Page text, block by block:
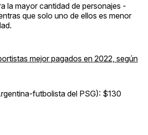
la mayor cantidad de personajes -
que solo uno de ellos es menor
mejor pagados en 2022, según
futbolista del PSG): $130